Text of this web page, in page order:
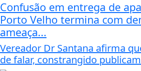
Confusão em entrega de
Porto Velho termina com
ameaça...
Vereador Dr Santana afirma
de falar, constrangido